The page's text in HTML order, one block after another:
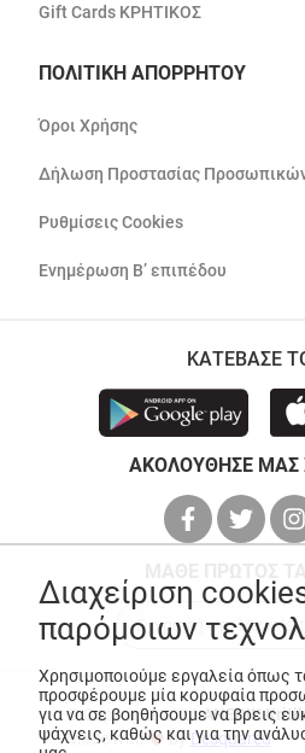
Gift Cards ΚΡΗΤΙΚΟΣ
ΠΟΛΙΤΙΚΗ ΑΠΟΡΡΗΤΟΥ
Όροι Χρήσης
Δήλωση Προστασίας
Ρυθμίσεις Cookies
Ενημέρωση Β’ επιπέδου
ΚΑΤΕΒΑΣΕ
ΑΚΟΛΟΥΘΗΣΕ ΜΑΣ
© Copyright 2026ANEDIK
Made with
byDesquared
Διαχείριση
παρόμοιων
Χρησιμοποιούμε εργαλεία όπως
προσφέρουμε μία κορυφαία
για να σε βοηθήσουμε να βρεις
ψάχνεις, καθώς και για την